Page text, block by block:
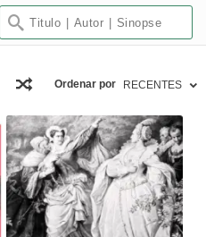
Ordenar por RECENTES